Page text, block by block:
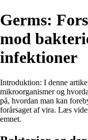
Germs:
mod
infektioner
Introduktion: I denne
mikroorganismer og
på, hvordan man kan
forårsaget af vira. Læs
emnet.